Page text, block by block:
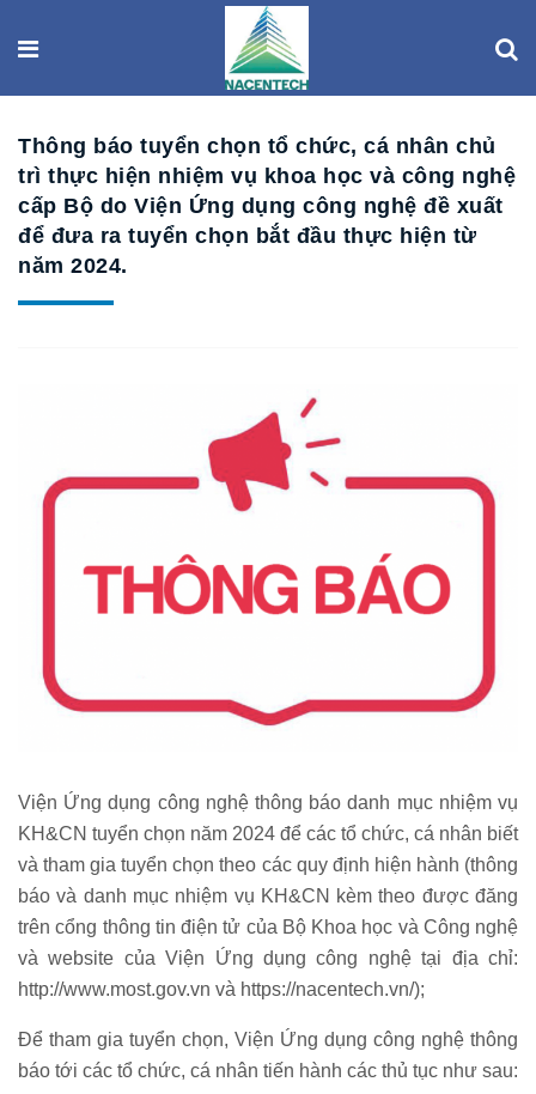
Thông báo tuyển chọn tổ chức, cá nhân chủ
trì thực hiện nhiệm vụ khoa học và công nghệ
cấp Bộ do Viện Ứng dụng công nghệ đề xuất
để đưa ra tuyển chọn bắt đầu thực hiện từ
năm 2024.
Viện Ứng dụng công nghệ thông báo danh mục nhiệm vụ
KH&CN tuyển chọn năm 2024 để các tổ chức, cá nhân biết
và tham gia tuyển chọn theo các quy định hiện hành (thông
báo và danh mục nhiệm vụ KH&CN kèm theo được đăng
trên cổng thông tin điện tử của Bộ Khoa học và Công nghệ
và website của Viện Ứng dụng công nghệ tại địa chỉ:
http://www.most.gov.vn và https://nacentech.vn/);
Để tham gia tuyển chọn, Viện Ứng dụng công nghệ thông
báo tới các tổ chức, cá nhân tiến hành các thủ tục như sau: